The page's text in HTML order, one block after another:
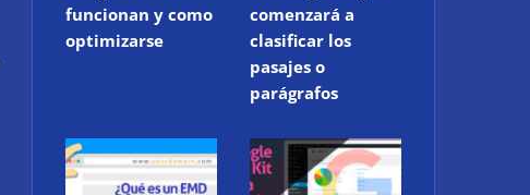
funcionan y como
optimizarse
comenzará a
clasificar los
pasajes o
parágrafos